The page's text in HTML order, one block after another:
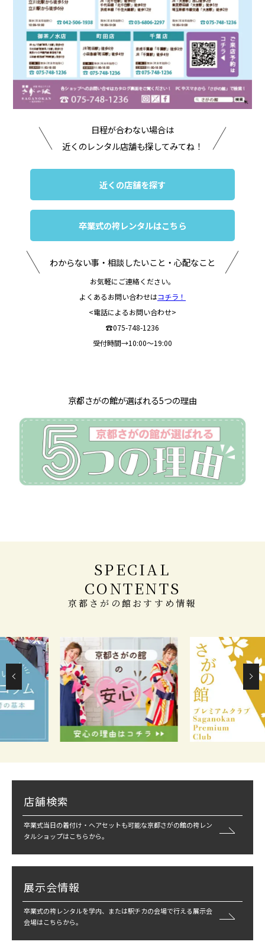
日程が合わない場合は
近くのレンタル店舗も探してみてね！
近くの店舗を探す
卒業式の袴レンタルはこちら
わからない事・相談したいこと・心配なこと
お気軽にご連絡ください。
よくあるお問い合わせはコチラ！
<電話によるお問い合わせ>
☎075-748-1236
受付時間→10:00～19:00
京都さがの館が選ばれる5つの理由
SPECIAL
CONTENTS
京都さがの館おすすめ情報
店舗検索
卒業式当日の着付け・ヘアセットも可能な京都さがの館の袴レン
タルショップはこちらから。
展示会情報
卒業式の袴レンタルを学内、または駅チカの会場で行える展示会
会場はこちらから。